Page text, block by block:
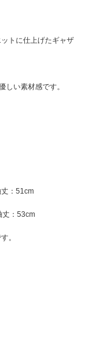
トに仕上げたギャザ
しい素材感です。
：51cm
：53cm
。